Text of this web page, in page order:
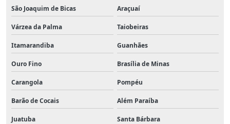
São Joaquim de Bicas Araçuaí
Várzea da Palma Taiobeiras
Itamarandiba Guanhães
Ouro Fino Brasília de Minas
Carangola Pompéu
Barão de Cocais Além Paraíba
Juatuba Santa Bárbara